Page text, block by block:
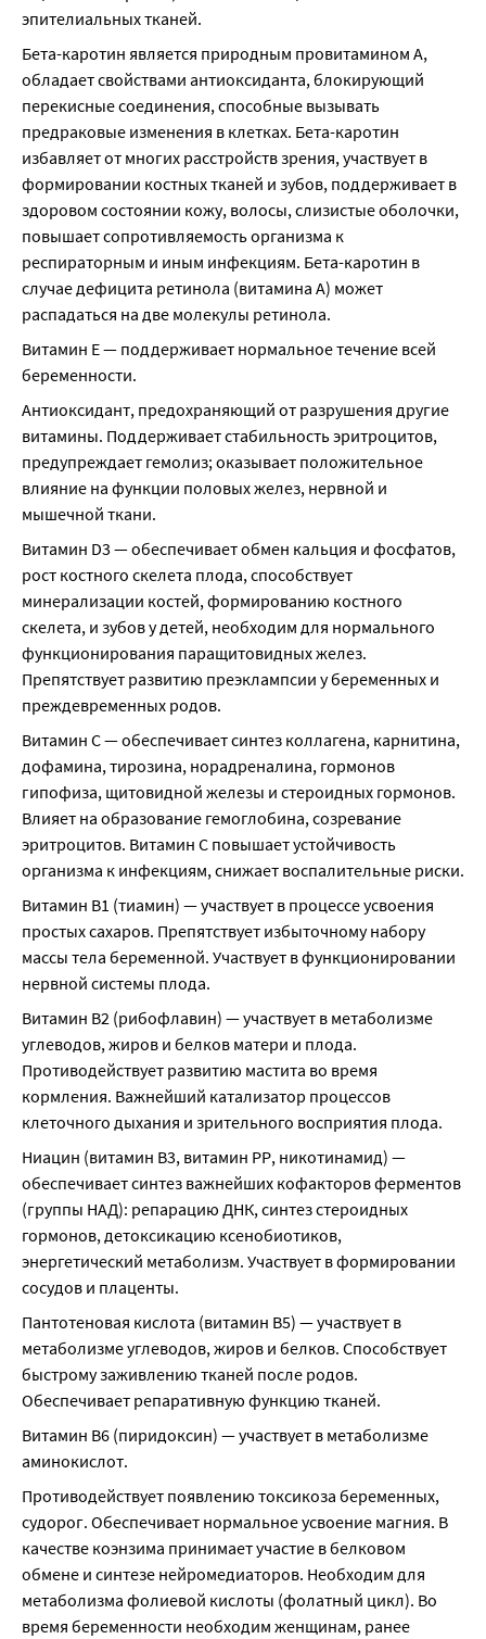
эпителиальных тканей.
Бета-каротин является природным провитамином А,
обладает свойствами антиоксиданта, блокирующий
перекисные соединения, способные вызывать
предраковые изменения в клетках. Бета-каротин
избавляет от многих расстройств зрения, участвует в
формировании костных тканей и зубов, поддерживает в
здоровом состоянии кожу, волосы, слизистые оболочки,
повышает сопротивляемость организма к
респираторным и иным инфекциям. Бета-каротин в
случае дефицита ретинола (витамина А) может
распадаться на две молекулы ретинола.
Витамин Е — поддерживает нормальное течение всей
беременности.
Антиоксидант, предохраняющий от разрушения другие
витамины. Поддерживает стабильность эритроцитов,
предупреждает гемолиз; оказывает положительное
влияние на функции половых желез, нервной и
мышечной ткани.
Витамин D3 — обеспечивает обмен кальция и фосфатов,
рост костного скелета плода, способствует
минерализации костей, формированию костного
скелета, и зубов у детей, необходим для нормального
функционирования паращитовидных желез.
Препятствует развитию преэклампсии у беременных и
преждевременных родов.
Витамин С — обеспечивает синтез коллагена, карнитина,
дофамина, тирозина, норадреналина, гормонов
гипофиза, щитовидной железы и стероидных гормонов.
Влияет на образование гемоглобина, созревание
эритроцитов. Витамин С повышает устойчивость
организма к инфекциям, снижает воспалительные риски.
Витамин В1 (тиамин) — участвует в процессе усвоения
простых сахаров. Препятствует избыточному набору
массы тела беременной. Участвует в функционировании
нервной системы плода.
Витамин В2 (рибофлавин) — участвует в метаболизме
углеводов, жиров и белков матери и плода.
Противодействует развитию мастита во время
кормления. Важнейший катализатор процессов
клеточного дыхания и зрительного восприятия плода.
Ниацин (витамин В3, витамин РР, никотинамид) —
обеспечивает синтез важнейших кофакторов ферментов
(группы НАД): репарацию ДНК, синтез стероидных
гормонов, детоксикацию ксенобиотиков,
энергетический метаболизм. Участвует в формировании
сосудов и плаценты.
Пантотеновая кислота (витамин В5) — участвует в
метаболизме углеводов, жиров и белков. Способствует
быстрому заживлению тканей после родов.
Обеспечивает репаративную функцию тканей.
Витамин В6 (пиридоксин) — участвует в метаболизме
аминокислот.
Противодействует появлению токсикоза беременных,
судорог. Обеспечивает нормальное усвоение магния. В
качестве коэнзима принимает участие в белковом
обмене и синтезе нейромедиаторов. Необходим для
метаболизма фолиевой кислоты (фолатный цикл). Во
время беременности необходим женщинам, ранее